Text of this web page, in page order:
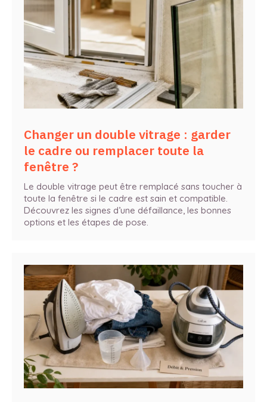
Changer un double vitrage : garder
le cadre ou remplacer toute la
fenêtre ?
Le double vitrage peut être remplacé sans toucher à
toute la fenêtre si le cadre est sain et compatible.
Découvrez les signes d’une défaillance, les bonnes
options et les étapes de pose.